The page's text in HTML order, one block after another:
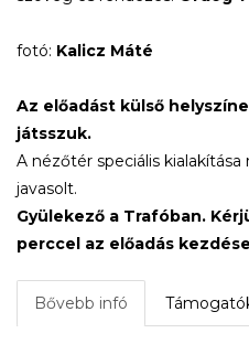
fotó: Kalicz Máté
Az előadást külső
játsszuk.
A nézőtér speciális
javasolt.
Gyülekező a Trafóban.
perccel az előadás
Bővebb infó